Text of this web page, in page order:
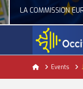
ACTUALITÉ DE L'UNION EUROPÉENNE, ACTUALITÉ DE LA
HomeEvents